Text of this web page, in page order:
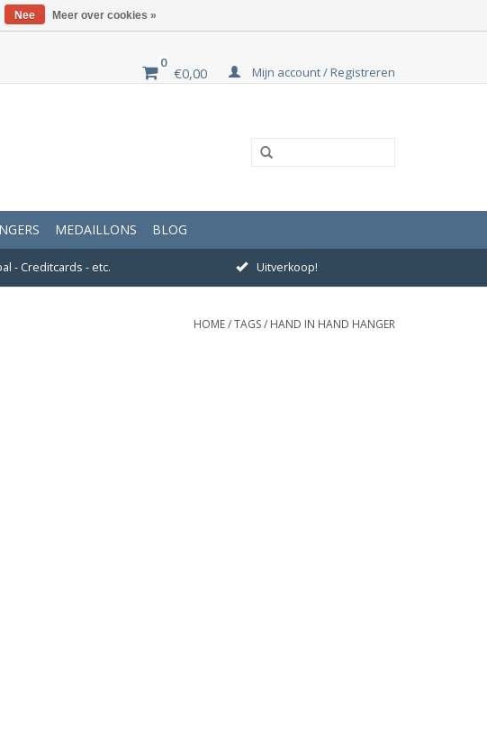
0
€0,00 Mijn account / Registreren
MEDAILLONS BLOG
- Creditcards - etc. Uitverkoop!
HOME/TAGS/ HAND IN HAND HANGER
Nee Meer over cookies »